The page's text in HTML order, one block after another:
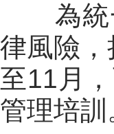
為
律風險
至11月
管理培訓